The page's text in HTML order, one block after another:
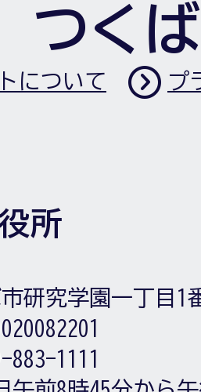
つく
について プ
所
研究学園一丁目1
883-1111